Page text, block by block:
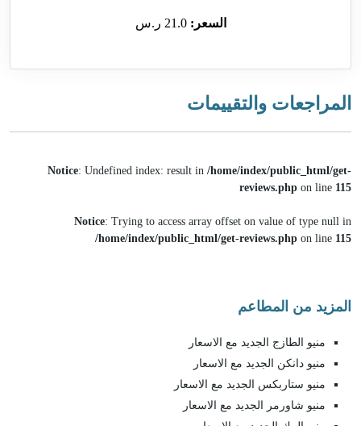
السعر:21.0 ر.س
المراجعات والتقييمات
Notice: Undefined index: result in /home/index/public_html/get-
reviews.php on line 115
Notice: Trying to access array offset on value of type null in
/home/index/public_html/get-reviews.php on line 115
المزيد من المطاعم
منيو الطازج الجديد مع الاسعار
منيو دانكن الجديد مع الاسعار
منيو ستاربكس الجديد مع الاسعار
منيو شاورمر الجديد مع الاسعار